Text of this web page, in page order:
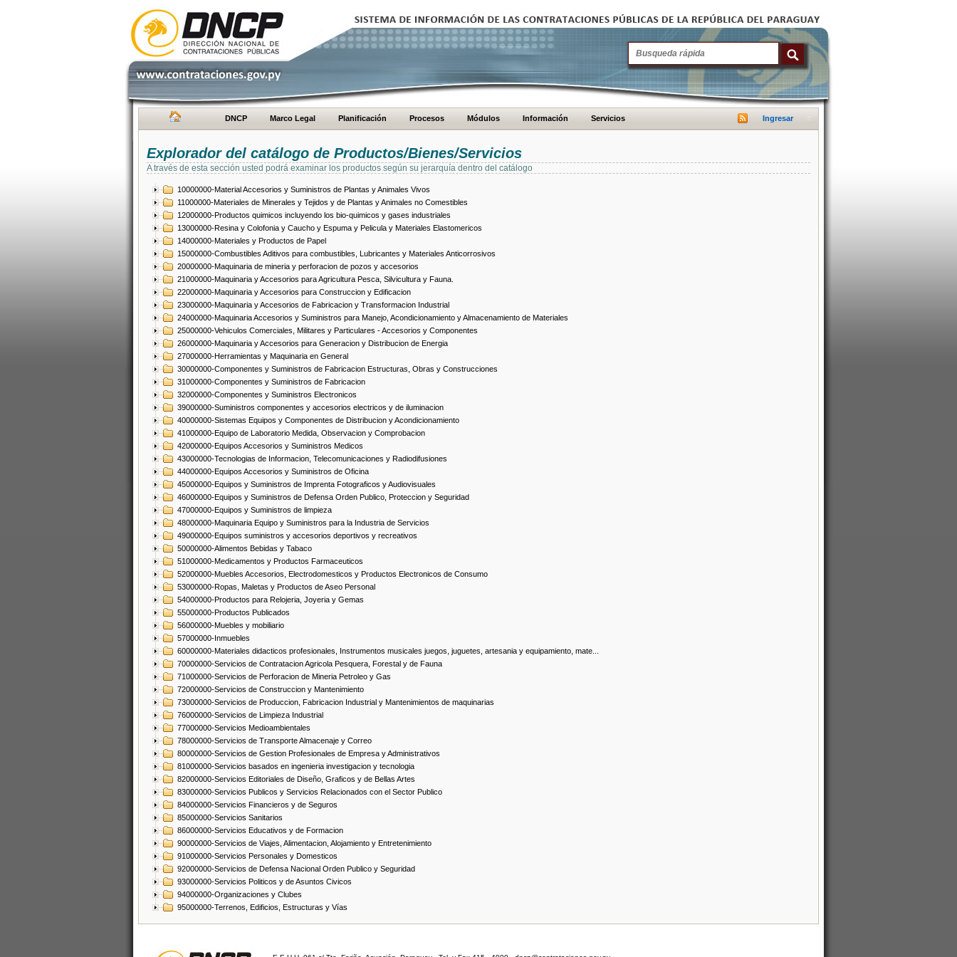
DNCP Marco Legal Planificación Procesos Módulos Información Servicios Ingresar
Explorador del catálogo de Productos/Bienes/Servicios
A través de esta sección usted podrá examinar los productos según su jerarquía dentro del catálogo
10000000-Material Accesorios y Suministros de Plantas y Animales Vivos
11000000-Materiales de Minerales y Tejidos y de Plantas y Animales no Comestibles
12000000-Productos quimicos incluyendo los bio-quimicos y gases industriales
13000000-Resina y Colofonia y Caucho y Espuma y Pelicula y Materiales Elastomericos
14000000-Materiales y Productos de Papel
15000000-Combustibles Aditivos para combustibles, Lubricantes y Materiales Anticorrosivos
20000000-Maquinaria de mineria y perforacion de pozos y accesorios
21000000-Maquinaria y Accesorios para Agricultura Pesca, Silvicultura y Fauna.
22000000-Maquinaria y Accesorios para Construccion y Edificacion
23000000-Maquinaria y Accesorios de Fabricacion y Transformacion Industrial
24000000-Maquinaria Accesorios y Suministros para Manejo, Acondicionamiento y Almacenamiento de Materiales
25000000-Vehiculos Comerciales, Militares y Particulares - Accesorios y Componentes
26000000-Maquinaria y Accesorios para Generacion y Distribucion de Energia
27000000-Herramientas y Maquinaria en General
30000000-Componentes y Suministros de Fabricacion Estructuras, Obras y Construcciones
31000000-Componentes y Suministros de Fabricacion
32000000-Componentes y Suministros Electronicos
39000000-Suministros componentes y accesorios electricos y de iluminacion
40000000-Sistemas Equipos y Componentes de Distribucion y Acondicionamiento
41000000-Equipo de Laboratorio Medida, Observacion y Comprobacion
42000000-Equipos Accesorios y Suministros Medicos
43000000-Tecnologias de Informacion, Telecomunicaciones y Radiodifusiones
44000000-Equipos Accesorios y Suministros de Oficina
45000000-Equipos y Suministros de Imprenta Fotograficos y Audiovisuales
46000000-Equipos y Suministros de Defensa Orden Publico, Proteccion y Seguridad
47000000-Equipos y Suministros de limpieza
48000000-Maquinaria Equipo y Suministros para la Industria de Servicios
49000000-Equipos suministros y accesorios deportivos y recreativos
50000000-Alimentos Bebidas y Tabaco
51000000-Medicamentos y Productos Farmaceuticos
52000000-Muebles Accesorios, Electrodomesticos y Productos Electronicos de Consumo
53000000-Ropas, Maletas y Productos de Aseo Personal
54000000-Productos para Relojeria, Joyeria y Gemas
55000000-Productos Publicados
56000000-Muebles y mobiliario
57000000-Inmuebles
60000000-Materiales didacticos profesionales, Instrumentos musicales juegos, juguetes, artesania y equipamiento, mate...
70000000-Servicios de Contratacion Agricola Pesquera, Forestal y de Fauna
71000000-Servicios de Perforacion de Mineria Petroleo y Gas
72000000-Servicios de Construccion y Mantenimiento
73000000-Servicios de Produccion, Fabricacion Industrial y Mantenimientos de maquinarias
76000000-Servicios de Limpieza Industrial
77000000-Servicios Medioambientales
78000000-Servicios de Transporte Almacenaje y Correo
80000000-Servicios de Gestion Profesionales de Empresa y Administrativos
81000000-Servicios basados en ingenieria investigacion y tecnologia
82000000-Servicios Editoriales de Diseño, Graficos y de Bellas Artes
83000000-Servicios Publicos y Servicios Relacionados con el Sector Publico
84000000-Servicios Financieros y de Seguros
85000000-Servicios Sanitarios
86000000-Servicios Educativos y de Formacion
90000000-Servicios de Viajes, Alimentacion, Alojamiento y Entretenimiento
91000000-Servicios Personales y Domesticos
92000000-Servicios de Defensa Nacional Orden Publico y Seguridad
93000000-Servicios Politicos y de Asuntos Civicos
94000000-Organizaciones y Clubes
95000000-Terrenos, Edificios, Estructuras y Vías